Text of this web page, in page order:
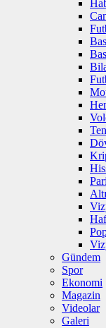
Gündem
Spor
Ekonomi
Magazin
Videolar
Galeri